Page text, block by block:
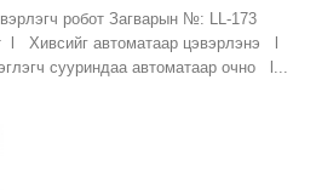
робот Загварын №: LL-173
l Хивсийг автоматаар цэвэрлэнэ l
сууриндаа автоматаар очно l...